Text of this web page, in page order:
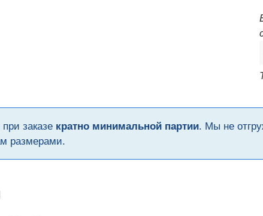
заказе кратно минимальной партии. Мы не
размерами.